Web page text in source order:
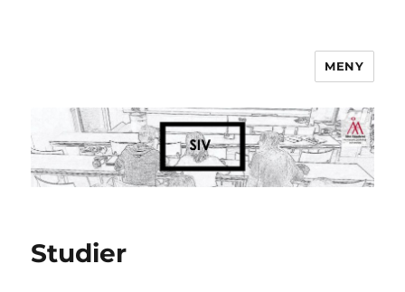
MENY
Studier